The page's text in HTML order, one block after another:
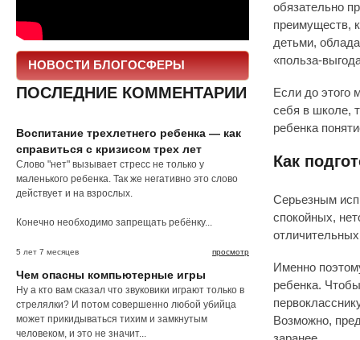
НОВОСТИ БЛОГОСФЕРЫ
ПОСЛЕДНИЕ КОММЕНТАРИИ
Воспитание трехлетнего ребенка — как
справиться с кризисом трех лет
Слово "нет" вызывает стресс не только у
маленького ребенка. Так же негативно это слово
действует и на взрослых.
Конечно необходимо запрещать ребёнку...
просмотр
5 лет 7 месяцев
Чем опасны компьютерные игры
Ну а кто вам сказал что звуковики играют только в
стрелялки? И потом совершенно любой убийца
может прикидываться тихим и замкнутым
человеком, и это не значит...
обязательно
преимуществ,
детьми,
«польза-
Если до этого
себя в школе,
ребенка
Как
Серьезным
спокойных,
Именно
ребенка.
Возможно,